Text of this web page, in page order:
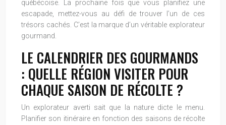
québécoise. La prochaine fois que vous planifiez une
escapade, mettez-vous au défi de trouver l’un de ces
trésors cachés. C’est la marque d’un véritable explorateur
gourmand.
LE CALENDRIER DES GOURMANDS
: QUELLE RÉGION VISITER POUR
CHAQUE SAISON DE RÉCOLTE ?
Un explorateur averti sait que la nature dicte le menu.
Planifier son itinéraire en fonction des saisons de récolte